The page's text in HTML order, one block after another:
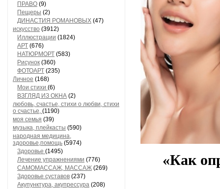
ПРАВО (9)
Пещеры (2)
ДИНАСТИЯ РОМАНОВЫХ (47)
искусство (3912)
Иллюстрации (1824)
АРТ (676)
НАТЮРМОРТ (583)
Рисунок (360)
ФОТОАРТ (235)
Личное (168)
Мои стихи (6)
ВЗГЛЯД ИЗ ОКНА (2)
любовь, счастье, стихи о любви, стихи
о счастье, (1190)
моя семья (39)
музыка, плейкасты (590)
народная медицина,
здоровье,помощь (5974)
Здоровье (1495)
Лечение упражнениями (776)
САМОМАССАЖ, МАССАЖ (269)
Здоровье суставов (237)
Акупунктура, акупрессура (208)
«Как